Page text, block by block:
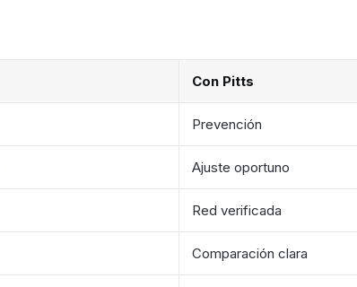
Con Pitts
Prevención
Ajuste oportuno
Red verificada
Comparación clara